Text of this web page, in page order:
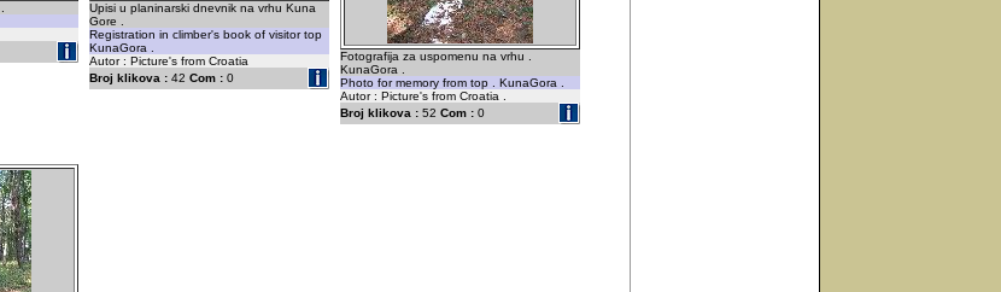
Upisi u planinarski dnevnik na vrhu Kuna
Gore .
Registration in climber's book of visitor top
KunaGora .
Autor : Picture's from Croatia
Broj klikova : 42 Com : 0
Fotografija za uspomenu na vrhu .
KunaGora .
Photo for memory from top . KunaGora .
Autor : Picture's from Croatia .
Broj klikova : 52 Com : 0